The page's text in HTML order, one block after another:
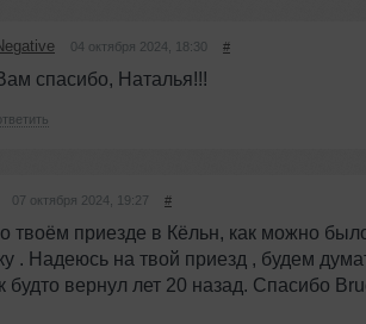
04 октября 2024, 18:30 #
спасибо, Наталья!!!
07 октября 2024, 19:27 #
твоём приезде в Кёльн, как можно
. Надеюсь на твой приезд , будем
будто вернул лет 20 назад. Спасибо